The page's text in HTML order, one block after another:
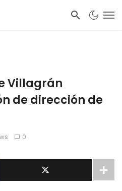
Villagrán
de dirección de
0